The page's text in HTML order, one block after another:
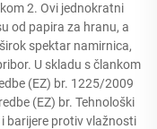
2. Ovi jednokratni
od papira za hranu, a
spektar namirnica,
U skladu s člankom
(EZ) br. 1225/2009
(EZ) br. Tehnološki
barijere protiv vlažnosti